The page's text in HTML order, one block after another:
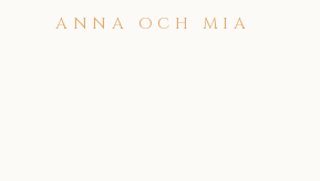
ANNA OCH MIA